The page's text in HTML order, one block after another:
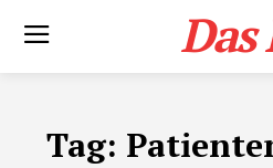
Das
Tag: